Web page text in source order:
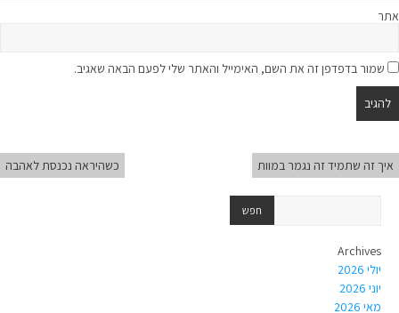
אתר
שמור בדפדפן זה את השם, האימייל והאתר שלי לפעם הבאה שאגיב.
איך זה שתמיד זה נגמר במוות כשהיראה נכנסת לאהבה
Archives
יולי 2026
יוני 2026
מאי 2026